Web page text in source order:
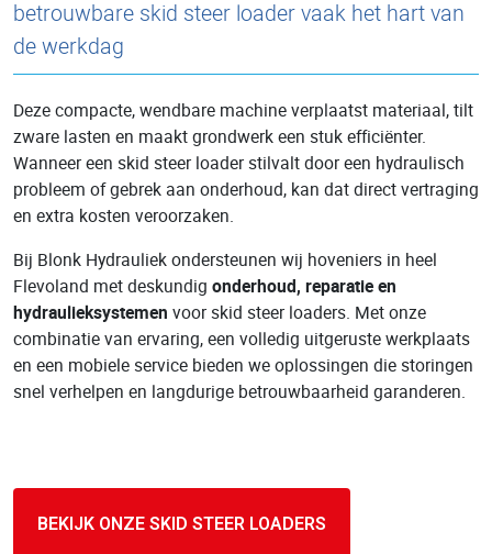
betrouwbare skid steer loader vaak het hart van
de werkdag
Deze compacte, wendbare machine verplaatst materiaal, tilt
zware lasten en maakt grondwerk een stuk efficiënter.
Wanneer een skid steer loader stilvalt door een hydraulisch
probleem of gebrek aan onderhoud, kan dat direct vertraging
en extra kosten veroorzaken.
Bij Blonk Hydrauliek ondersteunen wij hoveniers in heel
Flevoland met deskundig onderhoud, reparatie en
hydraulieksystemen voor skid steer loaders. Met onze
combinatie van ervaring, een volledig uitgeruste werkplaats
en een mobiele service bieden we oplossingen die storingen
snel verhelpen en langdurige betrouwbaarheid garanderen.
BEKIJK ONZE SKID STEER LOADERS